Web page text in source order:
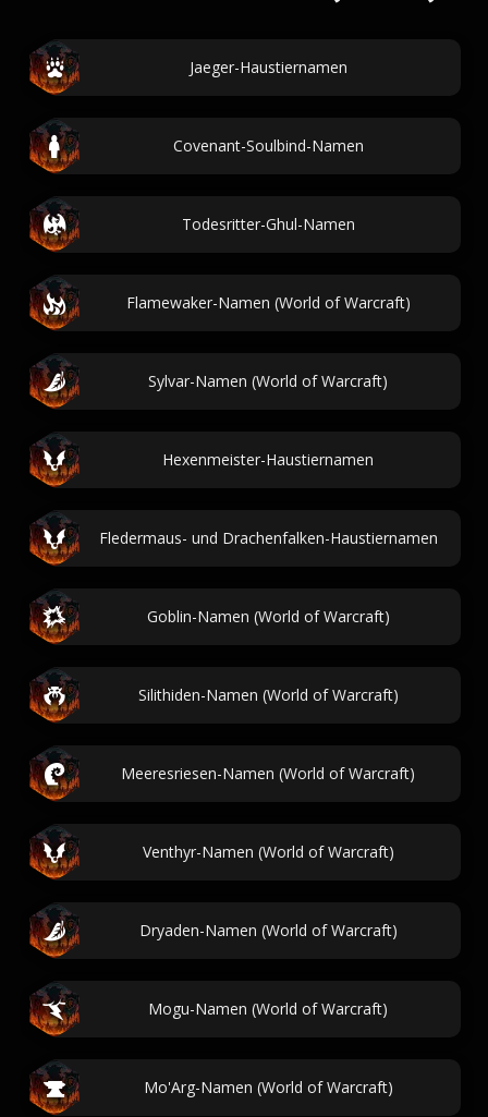
Jaeger-Haustiernamen
Covenant-Soulbind-Namen
Todesritter-Ghul-Namen
Flamewaker-Namen (World of Warcraft)
Sylvar-Namen (World of Warcraft)
Hexenmeister-Haustiernamen
Fledermaus- und Drachenfalken-Haustiernamen
Goblin-Namen (World of Warcraft)
Silithiden-Namen (World of Warcraft)
Meeresriesen-Namen (World of Warcraft)
Venthyr-Namen (World of Warcraft)
Dryaden-Namen (World of Warcraft)
Mogu-Namen (World of Warcraft)
Mo'Arg-Namen (World of Warcraft)